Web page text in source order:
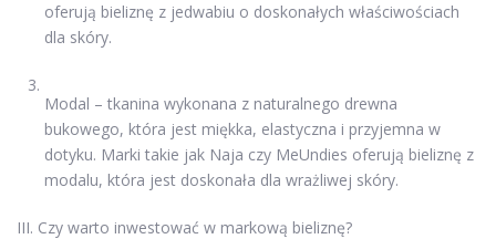
oferują bieliznę z jedwabiu o doskonałych właściwościach
dla skóry.
Modal – tkanina wykonana z naturalnego drewna
bukowego, która jest miękka, elastyczna i przyjemna w
dotyku. Marki takie jak Naja czy MeUndies oferują bieliznę z
modalu, która jest doskonała dla wrażliwej skóry.
III. Czy warto inwestować w markową bieliznę?